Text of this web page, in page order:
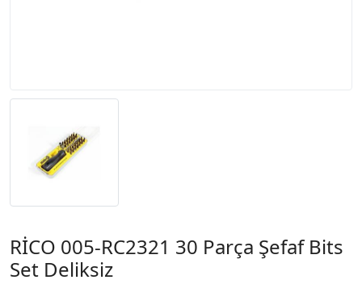
RİCO 005-RC2321 30 Parça Şefaf Bits
Set Deliksiz